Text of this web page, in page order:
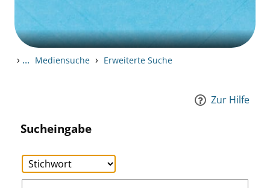
› ... Mediensuche › Erweiterte Suche
Zur Hilfe
Sucheingabe